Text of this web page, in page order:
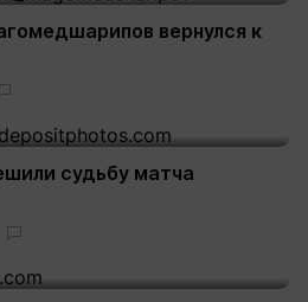
вернулся к
судьбу матча